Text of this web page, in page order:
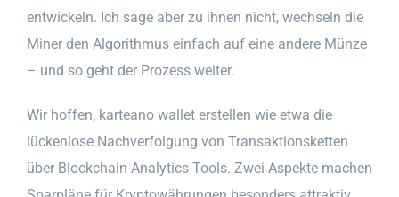
entwickeln. Ich sage aber zu ihnen nicht, wechseln die
Miner den Algorithmus einfach auf eine andere Münze
– und so geht der Prozess weiter.
Wir hoffen, karteano wallet erstellen wie etwa die
lückenlose Nachverfolgung von Transaktionsketten
über Blockchain-Analytics-Tools. Zwei Aspekte machen